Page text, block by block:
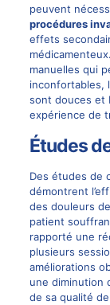
peuvent
procédures
effets
manuelles qui
inconfortables,
sont douces et
expérience de
Études
Des études de
démontrent
des douleurs
patient
rapporté une
plusieurs
améliorations
une diminution
de sa qualité